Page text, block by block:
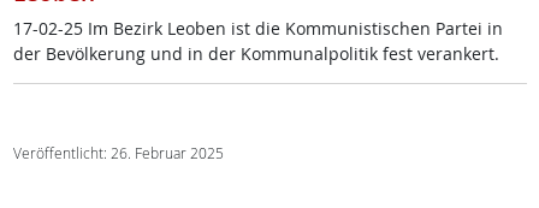
17-02-25 Im Be­zirk Leo­ben ist die Kom­mu­nis­ti­schen Par­tei in
der Be­völ­ke­rung und in der Kom­mu­nal­po­li­tik fest ver­an­kert.
Veröffentlicht: 26. Februar 2025